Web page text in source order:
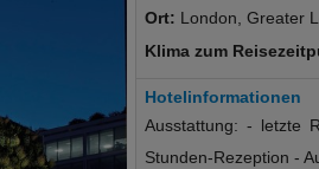
Ort: London, Greater
Klima zum
Hotelinformationen
Ausstattung: - letzte
Stunden-Rezeption -